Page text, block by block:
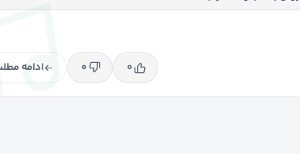
۰ ۰ ادامه